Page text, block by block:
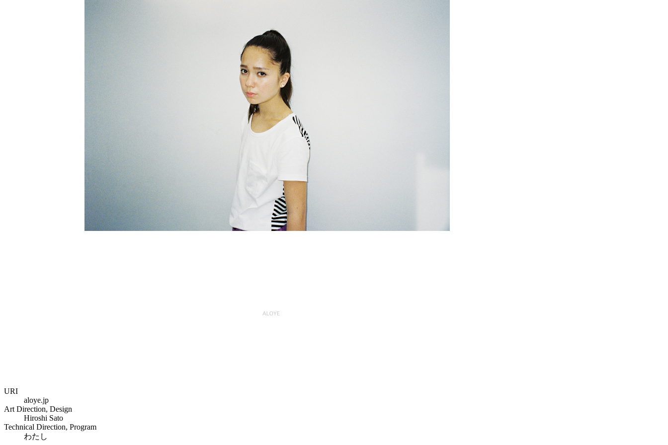
URI
aloye.jp
Art Direction, Design
Hiroshi Sato
Technical Direction, Program
わたし